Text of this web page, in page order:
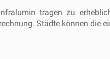
tragen zu
Städte können